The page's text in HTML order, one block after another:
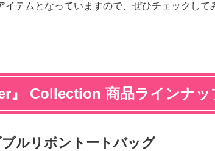
イテムとなっていますので、ぜひチェックして
』 Collection 商品ラインナッ
ルリボントートバッグ